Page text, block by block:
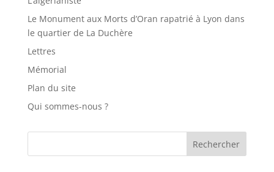
Le Monument aux Morts d’Oran rapatrié à Lyon dans
le quartier de La Duchère
Lettres
Mémorial
Plan du site
Qui sommes-nous ?